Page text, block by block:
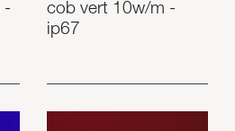
-
cob vert 10w/m -
ip67